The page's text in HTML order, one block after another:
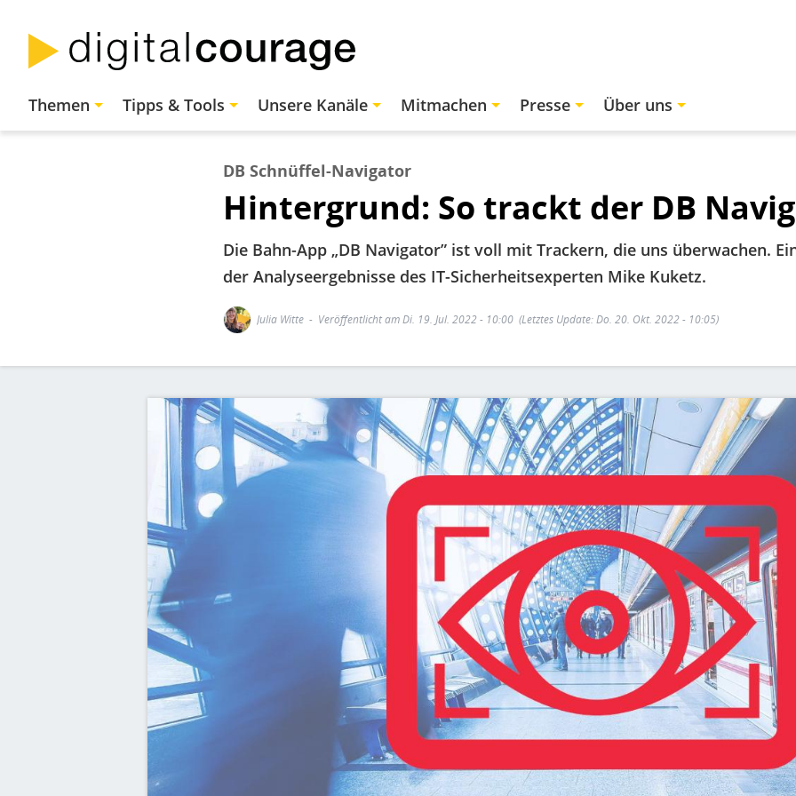
zum
Inhalt
Hauptnavigation
Themen Tipps & Tools Unsere Kanäle Mitmachen Presse Über uns
DB Schnüffel-Navigator
Hintergrund: So trackt der DB
Die Bahn-App „DB Navigator” ist voll mit Trackern, die uns überwachen.
der Analyseergebnisse des IT-Sicherheitsexperten Mike Kuketz.
Julia Witte Veröffentlicht am Di. 19. Jul. 2022 - 10:00 (Letztes Update: Do. 20. Okt. 2022 - 10:05)
Bild